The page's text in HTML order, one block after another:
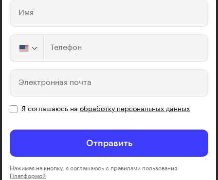
Имя
Телефон
Электронная почта
Я соглашаюсь на обработку персональных данных
Отправить
Нажимая на кнопку, я соглашаюсь с правилами пользования
Платформой